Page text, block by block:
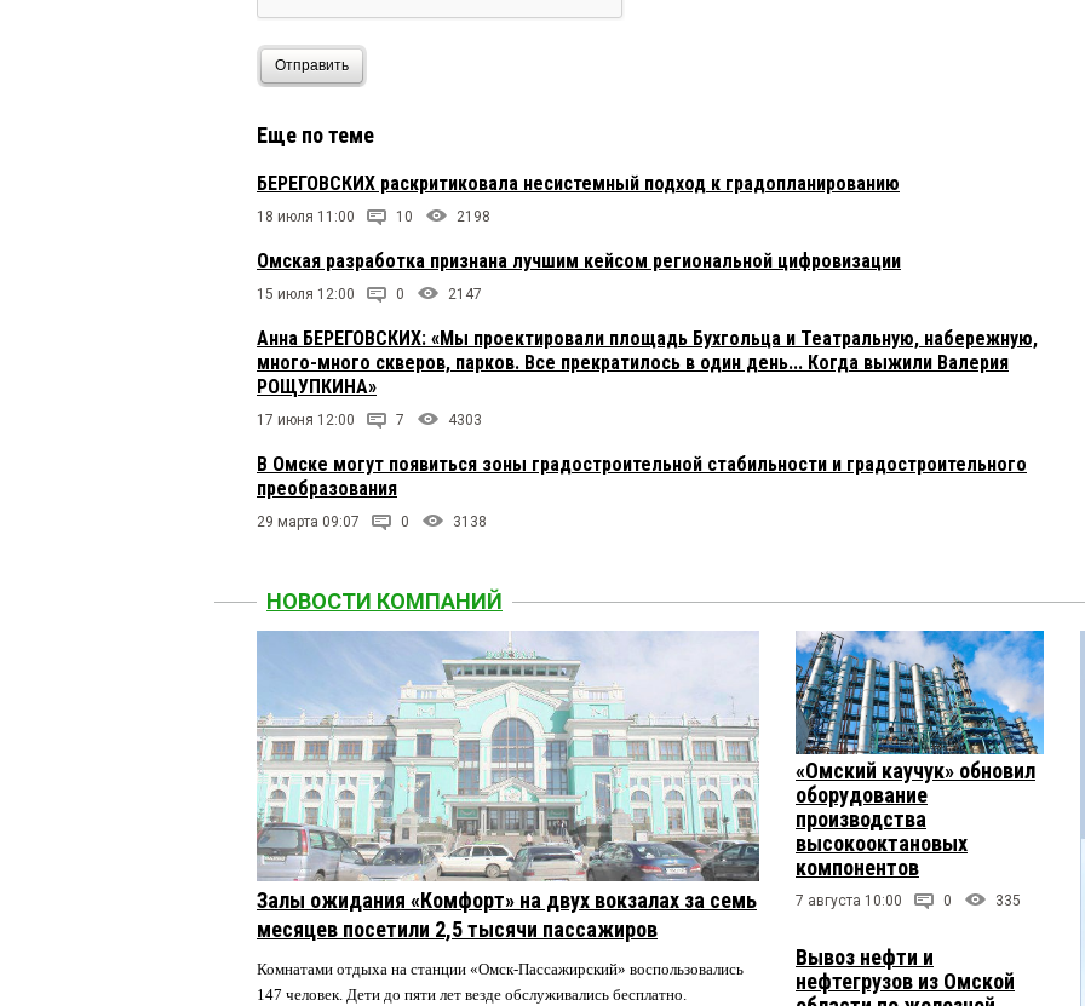
Отправить
Еще по теме
БЕРЕГОВСКИХ раскритиковала несистемный подход к градопланированию
18 июля 11:00 10 2198
Омская разработка признана лучшим кейсом региональной цифровизации
15 июля 12:00 0 2147
Анна БЕРЕГОВСКИХ: «Мы проектировали площадь Бухгольца и Театральную, набережную,
много-много скверов, парков. Все прекратилось в один день... Когда выжили Валерия
РОЩУПКИНА»
17 июня 12:00 7 4303
В Омске могут появиться зоны градостроительной стабильности и градостроительного
преобразования
29 марта 09:07 0 3138
НОВОСТИ КОМПАНИЙ
Залы ожидания «Комфорт» на двух вокзалах за семь
месяцев посетили 2,5 тысячи пассажиров
Комнатами отдыха на станции «Омск-Пассажирский» воспользовались
147 человек. Дети до пяти лет везде обслуживались бесплатно.
«Омский каучук» обновил
оборудование
производства
высокооктановых
компонентов
7 августа 10:00 0 335
Вывоз нефти и
нефтегрузов из Омской